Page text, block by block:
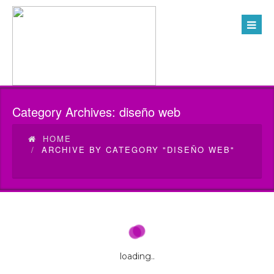
Category Archives: diseño web
HOME
ARCHIVE BY CATEGORY "DISEÑO WEB"
loading..